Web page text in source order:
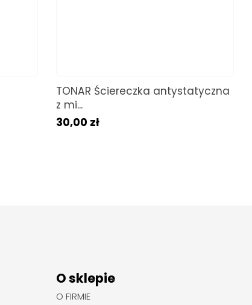
TONAR Ściereczka antystatyczna
z mi...
30,00 zł
O sklepie
O FIRMIE